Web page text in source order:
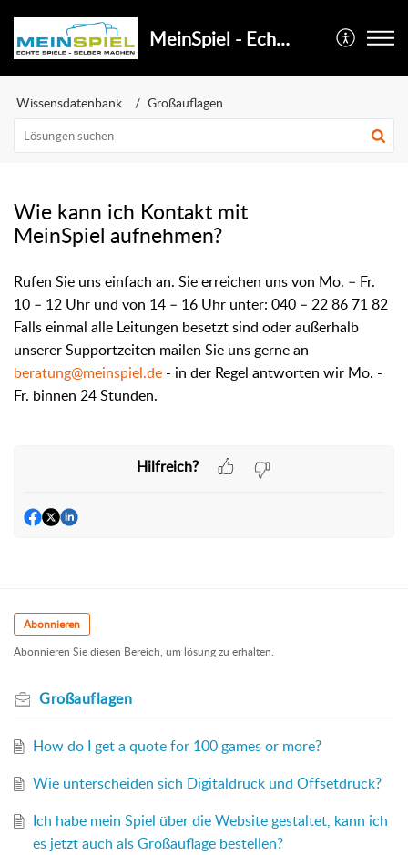
MeinSpiel - Echte Spiele selber machen
Wissensdatenbank Großauflagen
Wie kann ich Kontakt mit
MeinSpiel aufnehmen?
Rufen Sie uns einfach an. Sie erreichen uns von Mo. – Fr.
10 – 12 Uhr und von 14 – 16 Uhr unter: 040 – 22 86 71 82
Falls einmal alle Leitungen besetzt sind oder außerhalb
unserer Supportzeiten mailen Sie uns gerne an
beratung@meinspiel.de - in der Regel antworten wir Mo. -
Fr. binnen 24 Stunden.
Hilfreich?
Abonnieren
Abonnieren Sie diesen Bereich, um lösung zu erhalten.
Großauflagen
How do I get a quote for 100 games or more?
Wie unterscheiden sich Digitaldruck und Offsetdruck?
Ich habe mein Spiel über die Website gestaltet, kann ich
es jetzt auch als Großauflage bestellen?